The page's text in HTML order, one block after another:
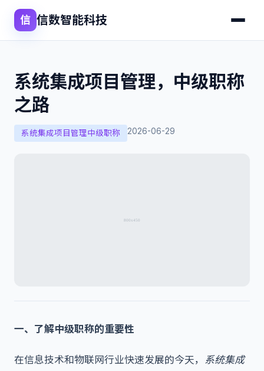
信 信数智能科技
系统集成项目管理，中级职称
之路
系统集成项目管理中级职称 2026-06-29
一、了解中级职称的重要性
在信息技术和物联网行业快速发展的今天， 系统集成